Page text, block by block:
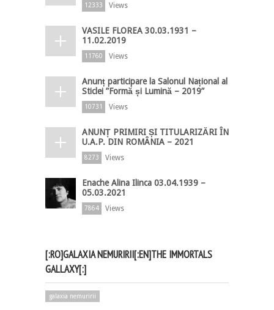
12333 Views
VASILE FLOREA 30.03.1931 –
11.02.2019
11760 Views
Anunț participare la Salonul Național al
Sticlei ”Formă și Lumină – 2019”
10731 Views
ANUNȚ PRIMIRI ȘI TITULARIZĂRI ÎN
U.A.P. DIN ROMÂNIA – 2021
8273 Views
Enache Alina Ilinca 03.04.1939 –
05.03.2021
7864 Views
[:RO]GALAXIA NEMURIRII[:EN]THE IMMORTALS
GALLAXY[:]
galaxia nemuririi